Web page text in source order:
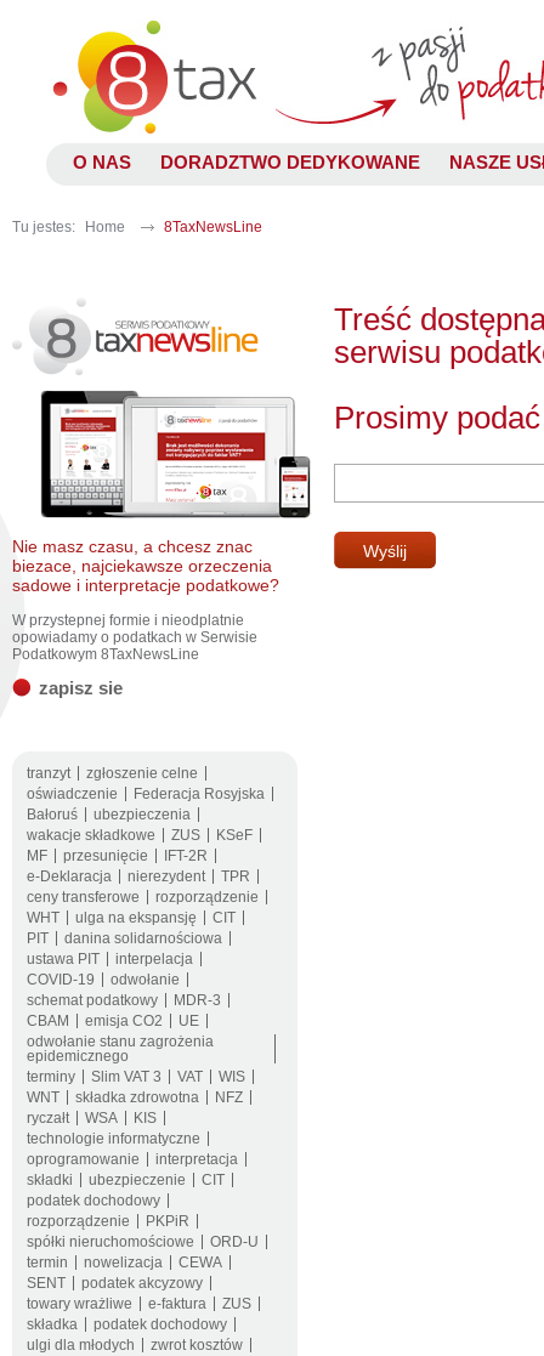
O NAS DORADZTWO DEDYKOWANE NASZE
Tu jestes: Home 8TaxNewsLine
Nie masz czasu, a chcesz znac
biezace, najciekawsze orzeczenia
sadowe i interpretacje podatkowe?
W przystepnej formie i nieodplatnie
opowiadamy o podatkach w Serwisie
Podatkowym 8TaxNewsLine
zapisz sie
tranzyt
zgłoszenie celne
oświadczenie
Federacja Rosyjska
Bałoruś
ubezpieczenia
wakacje składkowe
ZUS
KSeF
MF
przesunięcie
IFT-2R
e-Deklaracja
nierezydent
TPR
ceny transferowe
rozporządzenie
WHT
ulga na ekspansję
CIT
PIT
danina solidarnościowa
ustawa PIT
interpelacja
COVID-19
odwołanie
schemat podatkowy
MDR-3
CBAM
emisja CO2
UE
odwołanie stanu zagrożenia
epidemicznego
terminy
Slim VAT 3 VAT
WIS
WNT
składka zdrowotna
NFZ
ryczałt
WSA
KIS
technologie informatyczne
oprogramowanie
interpretacja
składki
ubezpieczenie
CIT
podatek dochodowy
rozporządzenie
PKPiR
spółki nieruchomościowe
ORD-U
termin
nowelizacja
CEWA
SENT
podatek akcyzowy
towary wrażliwe
e-faktura
ZUS
składka
podatek dochodowy
ulgi dla młodych
zwrot kosztów
Treść
serwisu
Prosimy